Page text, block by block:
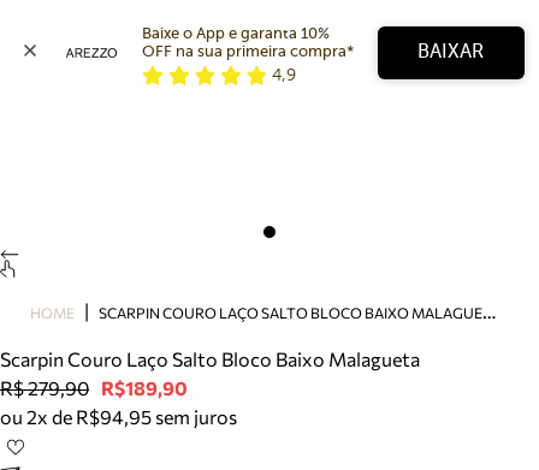
Bolsa
Tamanco
Tênis
Mule
Baixe o App e garanta 10%
OFF na sua primeira compra*
4,9
BAIXAR
HOME S
CARPIN COURO LAÇO SALTO BLOCO BAIXO MALAGUETA
Scarpin Couro Laço Salto Bloco Baixo Malagueta
R$ 279,90 R$189,90
ou 2x de R$94,95 sem juros